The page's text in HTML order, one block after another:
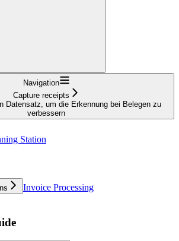
Navigation
Capture receipts
Datensatz, um die Erkennung bei Belegen zu
verbessern
Station
Invoice Processing